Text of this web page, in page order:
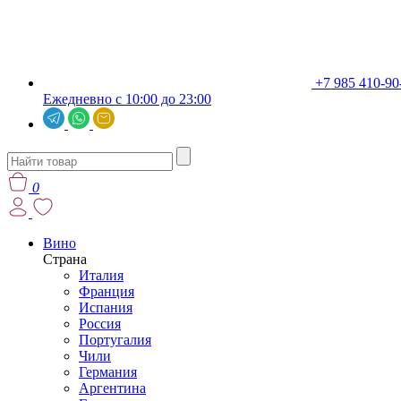
+7 985 410-
Ежедневно с 10:00 до 23:00
0
Вино
Страна
Италия
Франция
Испания
Россия
Португалия
Чили
Германия
Аргентина